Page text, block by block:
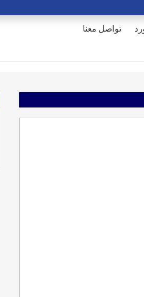
تواصل معنا